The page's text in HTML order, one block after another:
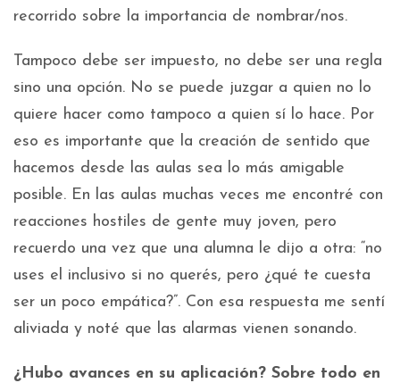
recorrido sobre la importancia de nombrar/nos.
Tampoco debe ser impuesto, no debe ser una regla
sino una opción. No se puede juzgar a quien no lo
quiere hacer como tampoco a quien sí lo hace. Por
eso es importante que la creación de sentido que
hacemos desde las aulas sea lo más amigable
posible. En las aulas muchas veces me encontré con
reacciones hostiles de gente muy joven, pero
recuerdo una vez que una alumna le dijo a otra: “no
uses el inclusivo si no querés, pero ¿qué te cuesta
ser un poco empática?”. Con esa respuesta me sentí
aliviada y noté que las alarmas vienen sonando.
¿Hubo avances en su aplicación? Sobre todo en